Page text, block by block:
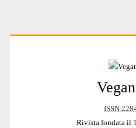
Primary
ISSN
Rivista fondata il